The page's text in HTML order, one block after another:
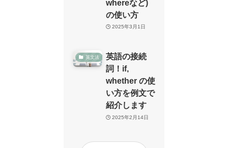
whereなど)
の使い方
2025年3月1日
英文法
英語の接続
詞！if,
whether の使
い方を例文で
紹介します
2025年2月14日